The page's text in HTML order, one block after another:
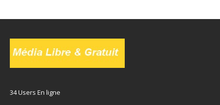
34 Users En ligne